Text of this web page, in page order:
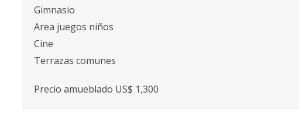
Gimnasio
Area juegos niños
Cine
Terrazas comunes
Precio amueblado US$ 1,300